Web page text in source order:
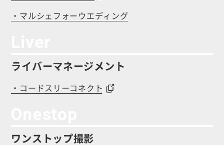
・マルシェフォーウエディング
ライバーマネージメント
・コードスリーコネクト
ワンストップ撮影